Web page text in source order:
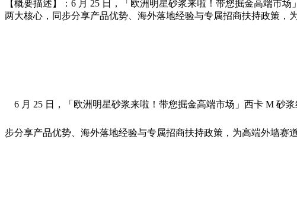
【概要描述】：6 月 25 日，「欧洲明星砂浆来啦！带您掘金高端市
两大核心，同步分享产品优势、海外落地经验与专属招商扶持政策
6 月 25 日，「欧洲明星砂浆来啦！带您掘金高端市场」西卡 M 砂
步分享产品优势、海外落地经验与专属招商扶持政策，为高端外墙赛